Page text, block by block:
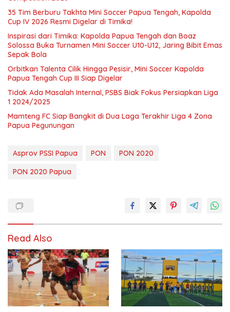
35 Tim Berburu Takhta Mini Soccer Papua Tengah, Kapolda
Cup IV 2026 Resmi Digelar di Timika!
Inspirasi dari Timika: Kapolda Papua Tengah dan Boaz
Solossa Buka Turnamen Mini Soccer U10-U12, Jaring Bibit Emas
Sepak Bola
Orbitkan Talenta Cilik Hingga Pesisir, Mini Soccer Kapolda
Papua Tengah Cup III Siap Digelar
Tidak Ada Masalah Internal, PSBS Biak Fokus Persiapkan Liga
1 2024/2025
Mamteng FC Siap Bangkit di Dua Laga Terakhir Liga 4 Zona
Papua Pegunungan
Asprov PSSI Papua PON
PON 2020
PON 2020 Papua
Read Also